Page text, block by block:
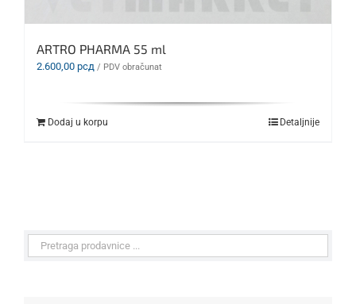
ARTRO PHARMA 55 ml
2.600,00 рсд / PDV obračunat
Dodaj u korpu Detaljnije